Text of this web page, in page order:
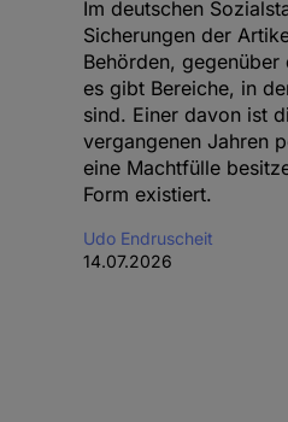
Im deutschen
Sicherungen der
Behörden,
es gibt Bereiche, in
sind. Einer davon ist
vergangenen Jahren
eine Machtfülle
Form existiert.
Udo Endruscheit
14.07.2026